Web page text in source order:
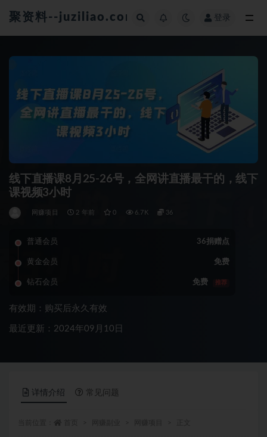
聚资料--juziliao.com--全网资料整合平台
登录
线下直播课8月25-26号，全网讲直播最干的，线下
课视频3小时
网赚项目 2 年前 0 6.7K 36
普通会员 36捐赠点
黄金会员 免费
钻石会员 免费 推荐
有效期：购买后永久有效
最近更新：2024年09月10日
详情介绍 常见问题